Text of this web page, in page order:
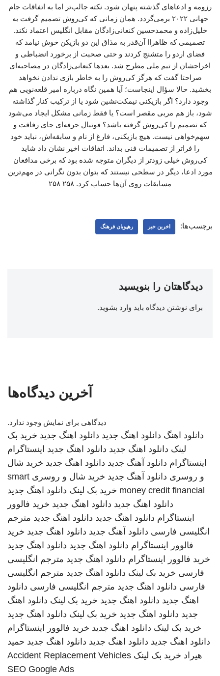
رزومه و ادعاهای گذشته پنهان شود. نکته جالب‌تر اما به اتفاقات جام
جهانی ۲۰۲۲ برمی‌گردد. همان زمانی که کی‌روش تصمیم گرفت به
خلیل‌زاده و محمدحسین کنعانی‌زادگان مقابل انگلیس اعتماد نکند.
تصمیمی که ظاهراا آن‌قدر به مذاق این دو بازیکن خوش نیامد که
فضای اردو را متشنج کردند و حتی صحبت از برخورد انضباطی و
اخراجشان از تیم ملی مطرح شد. بعدها کنعانی‌زادگان در مصاحبه‌ای
صراحتا گفت که هرگز کی‌روش را به خاطر بازی ندادن نخواهد
بخشید. حالا سؤال اینجاست؛ آیا همین نگاه درباره امیر قلعه‌نویی هم
وجود دارد؟ اگر بازیکنی نیمکت‌نشین شود یا از ترکیب کنار گذاشته
شود، باز هم مربی مقصر است؟ یا فقط زمانی مشکل ایجاد می‌شود
که تصمیم را کی‌روش گرفته باشد؟ فوتبال حرفه‌ای جای رفاقت و
سهم‌خواهی نیست. هیچ بازیکنی، فارغ از نام و سابقه‌اش، نباید خود
را فراتر از تصمیمات فنی بداند. اتفاقات اخیر نشان داد شاید
کی‌روش خیلی زودتر از دیگران متوجه شده بود که برخی مدافعان
مورد ادعا، دیگر در سطحی نیستند که بتوان بدون نگرانی در مهم‌ترین
مسابقات روی آن‌ها حساب کرد. ۲۵۸ ۲۵۸
برچسب‌ها: اخرین خبر رهپویان فرهنگ
دیدگاهتان را بنویسید
برای نوشتن دیدگاه باید وارد بشوید.
آخرین دیدگاه‌ها
دیدگاهی برای نمایش وجود ندارد.
دانلود اهنگ دانلود اهنگ جدید دانلود اهنگ جدید خرید بک
لینک دانلود اهنگ جدید دانلود اهنگ جدید اینستاگرام
اینستاگرام دانلود آهنگ جدید دانلود اهنگ جدید خرید شال
و روسری دانلود آهنگ جدید خرید شال و روسری smart
money credit financial خرید بک لینک دانلود اهنگ جدید
دانلود اهنگ جدید دانلود اهنگ جدید خرید فالوور
اینستاگرام دانلود اهنگ جدید دانلود اهنگ جدید مترجم
انگلیسی فارسی دانلود آهنگ جدید دانلود اهنگ جدید خرید
فالوور اینستاگرام دانلود اهنگ جدید دانلود اهنگ جدید
خرید فالوور اینستاگرام دانلود اهنگ جدید مترجم انگلیسی
فارسی خرید بک لینک دانلود اهنگ جدید مترجم انگلیسی
فارسی دانلود اهنگ جدید مترجم انگلیسی فارسی دانلود
اهنگ جدید دانلود اهنگ جدید خرید بک لینک دانلود اهنگ
جدید دانلود اهنگ جدید خرید بک لینک دانلود اهنگ جدید
خرید بک لینک دانلود اهنگ جدید خرید فالوور اینستاگرام
دانلود اهنگ جدید دانلود اهنگ جدید دانلود اهنگ جدید حمید
هیراد خرید بک لینک Accident Replacement Vehicles
SEO Google Ads